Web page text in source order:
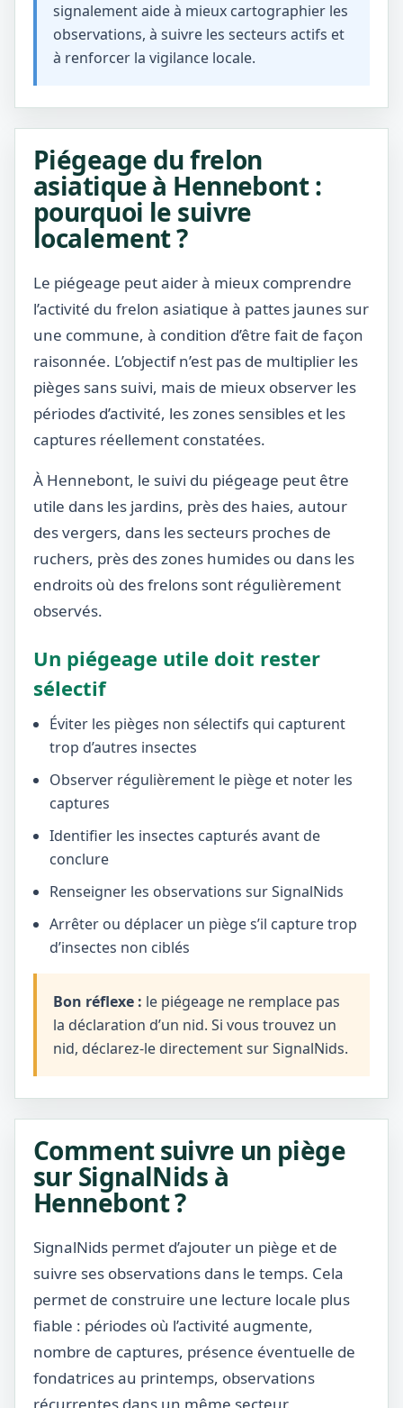
signalement aide à mieux cartographier les
observations, à suivre les secteurs actifs et
à renforcer la vigilance locale.
Piégeage du frelon
asiatique à Hennebont :
pourquoi le suivre
localement ?
Le piégeage peut aider à mieux comprendre
l’activité du frelon asiatique à pattes jaunes sur
une commune, à condition d’être fait de façon
raisonnée. L’objectif n’est pas de multiplier les
pièges sans suivi, mais de mieux observer les
périodes d’activité, les zones sensibles et les
captures réellement constatées.
À Hennebont, le suivi du piégeage peut être
utile dans les jardins, près des haies, autour
des vergers, dans les secteurs proches de
ruchers, près des zones humides ou dans les
endroits où des frelons sont régulièrement
observés.
Un piégeage utile doit rester
sélectif
Éviter les pièges non sélectifs qui capturent
trop d’autres insectes
Observer régulièrement le piège et noter les
captures
Identifier les insectes capturés avant de
conclure
Renseigner les observations sur SignalNids
Arrêter ou déplacer un piège s’il capture trop
d’insectes non ciblés
Bon réflexe : le piégeage ne remplace pas
la déclaration d’un nid. Si vous trouvez un
nid, déclarez-le directement sur SignalNids.
Comment suivre un piège
sur SignalNids à
Hennebont ?
SignalNids permet d’ajouter un piège et de
suivre ses observations dans le temps. Cela
permet de construire une lecture locale plus
fiable : périodes où l’activité augmente,
nombre de captures, présence éventuelle de
fondatrices au printemps, observations